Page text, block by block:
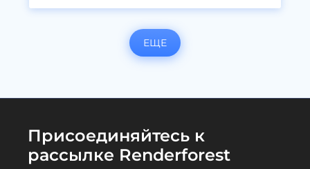
ЕЩЕ
Присоединяйтесь к
рассылке Renderforest